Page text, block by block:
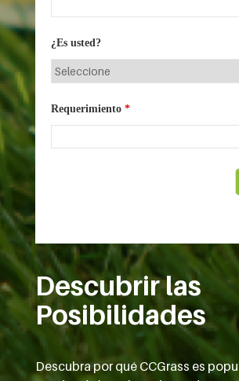
¿Es usted?
Requerimiento *
Descubrir las
Posibilidades
Descubra por qué CCGrass es